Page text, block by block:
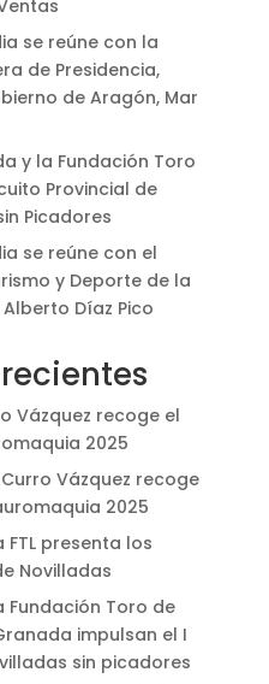
se reúne con la
de Presidencia,
de Aragón, Mar
y la Fundación Toro
Provincial de
Picadores
se reúne con el
y Deporte de la
Díaz Pico
Vázquez recoge el
2025
Curro Vázquez recoge
2025
FTL presenta los
Novilladas
Fundación Toro de
impulsan el I
sin picadores